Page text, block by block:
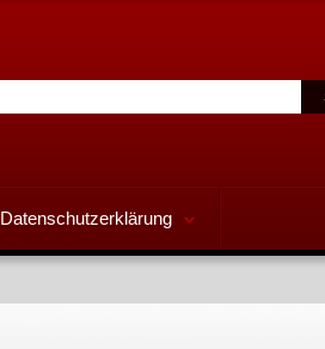
Datenschutzerklärung